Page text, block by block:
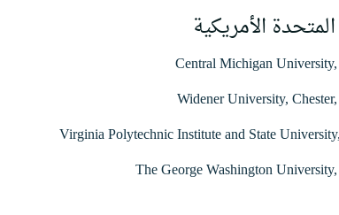
الأمريكية
Central Michigan
Widener University,
Virginia Polytechnic Institute and State
The George Washington